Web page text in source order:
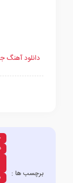
دانلود آهنگ
برچسب ها :